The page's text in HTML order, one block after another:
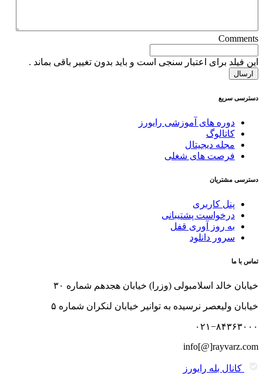
Comments
این فیلد برای اعتبار سنجی است و باید بدون تغییر باقی بماند .
دسترسی سریع
دوره های آموزشی رایورز
کاتالوگ
مجله دیجیتال
فرصت های شغلی
دسترسی مشتریان
پنل کاربری
درخواست پشتیبانی
به روز آوری قفل
سرور دانلود
تماس با ما
خیابان خالد اسلامبولی (وزرا) خیابان هجدهم شماره ۳۰
خیابان ولیعصر نرسیده به توانیر خیابان لنکران شماره ۵
۰۲۱−۸۴۳۶۳۰۰۰
info[@]rayvarz.com
کانال بله رایورز